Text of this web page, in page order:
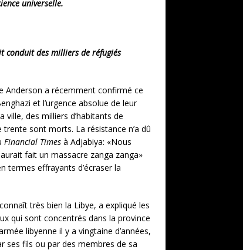
universelle.
conduit des milliers de réfugiés
Anderson a récemment confirmé ce
et l’urgence absolue de leur
des milliers d’habitants de
sont morts. La résistance n’a dû
Financial Times à Adjabiya: «Nous
fait un massacre zanga zanga»
termes effrayants d’écraser la
très bien la Libye, a expliqué les
qui sont concentrés dans la province
libyenne il y a vingtaine d’années,
ses fils ou par des membres de sa